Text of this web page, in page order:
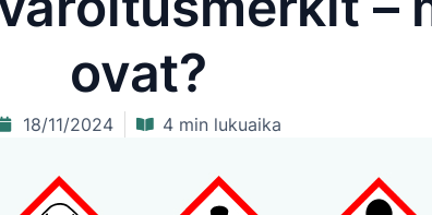
ovat?
18/11/2024 4 min lukuaika